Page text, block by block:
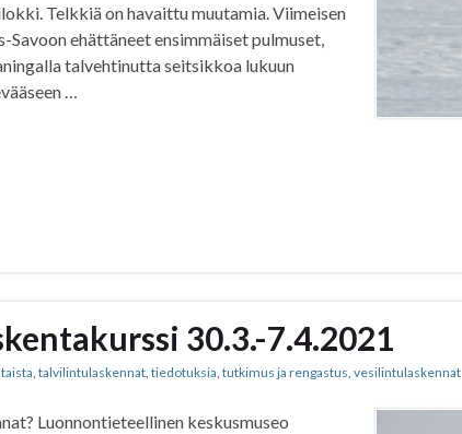
Telkkiä on havaittu muutamia. Viimeisen
Savoon ehättäneet ensimmäiset pulmuset,
talvehtinutta seitsikkoa lukuun
…
30.3.-7.4.2021
talvilintulaskennat tiedotuksia tutkimus ja rengastus vesilintulaskennat
Luonnontieteellinen keskusmuseo